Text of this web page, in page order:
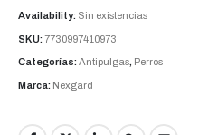
Availability: Sin existencias
SKU:7730997410973
Categorías:Antipulgas, Perros
Marca: Nexgard